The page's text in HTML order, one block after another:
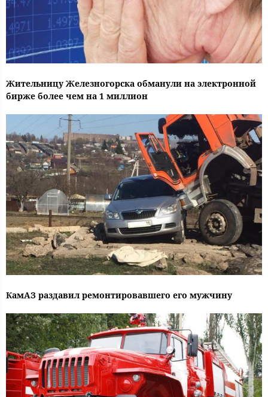
Жительницу Железногорска обманули на электронной
бирже более чем на 1 миллион
КамАЗ раздавил ремонтировавшего его мужчину